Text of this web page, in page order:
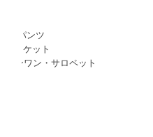
・パンツ
ジャケット
インワン・サロペット